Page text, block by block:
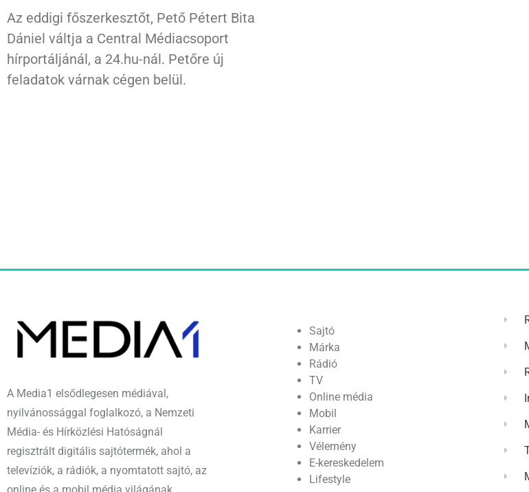
Az eddigi főszerkesztőt, Pető Pétert Bita
Dániel váltja a Central Médiacsoport
hírportáljánál, a 24.hu-nál. Petőre új
feladatok várnak cégen belül.
A Media1 elsődlegesen médiával,
nyilvánossággal foglalkozó, a Nemzeti
Média- és Hírközlési Hatóságnál
regisztrált digitális sajtótermék, ahol a
televíziók, a rádiók, a nyomtatott sajtó, az
Sajtó
Márka
Rádió
TV
Online média
Mobil
Karrier
Vélemény
E-kereskedelem
Lifestyle